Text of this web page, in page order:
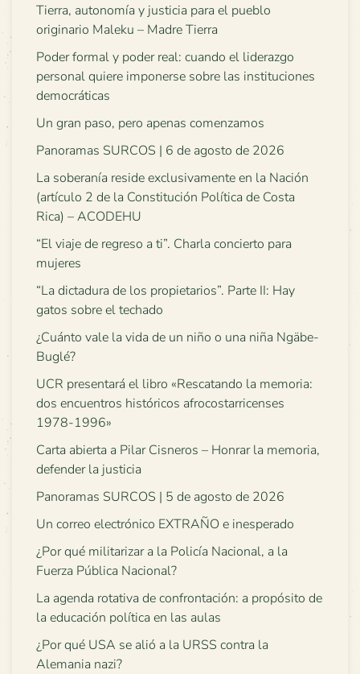
Tierra, autonomía y justicia para el pueblo
originario Maleku – Madre Tierra
Poder formal y poder real: cuando el liderazgo
personal quiere imponerse sobre las instituciones
democráticas
Un gran paso, pero apenas comenzamos
Panoramas SURCOS | 6 de agosto de 2026
La soberanía reside exclusivamente en la Nación
(artículo 2 de la Constitución Política de Costa
Rica) – ACODEHU
“El viaje de regreso a ti”. Charla concierto para
mujeres
“La dictadura de los propietarios”. Parte II: Hay
gatos sobre el techado
¿Cuánto vale la vida de un niño o una niña Ngäbe-
Buglé?
UCR presentará el libro «Rescatando la memoria:
dos encuentros históricos afrocostarricenses
1978-1996»
Carta abierta a Pilar Cisneros – Honrar la memoria,
defender la justicia
Panoramas SURCOS | 5 de agosto de 2026
Un correo electrónico EXTRAÑO e inesperado
¿Por qué militarizar a la Policía Nacional, a la
Fuerza Pública Nacional?
La agenda rotativa de confrontación: a propósito de
la educación política en las aulas
¿Por qué USA se alió a la URSS contra la
Alemania nazi?